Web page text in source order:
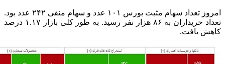
امروز تعداد سهام مثبت بورس ۱۰۱ عدد و سهام منفی ۲۴۲ عدد بود.
تعداد خریداران به ۸۶ هزار نفر رسید. به طور کلی بازار ۱.۱۷ درصد
کاهش یافت.